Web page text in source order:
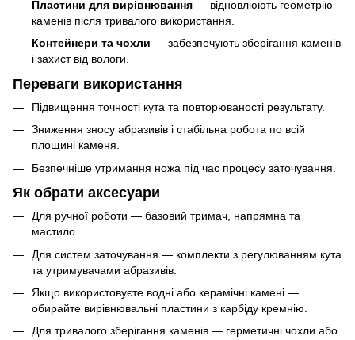
Пластини для вирівнювання — відновлюють геометрію
каменів після тривалого використання.
Контейнери та чохли — забезпечують зберігання каменів
і захист від вологи.
Переваги використання
Підвищення точності кута та повторюваності результату.
Зниження зносу абразивів і стабільна робота по всій
площині каменя.
Безпечніше утримання ножа під час процесу заточування.
Як обрати аксесуари
Для ручної роботи — базовий тримач, напрямна та
мастило.
Для систем заточування — комплекти з регулюванням кута
та утримувачами абразивів.
Якщо використовуєте водні або керамічні камені —
обирайте вирівнювальні пластини з карбіду кремнію.
Для тривалого зберігання каменів — герметичні чохли або